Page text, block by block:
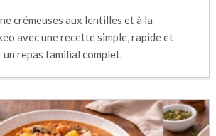
crémeuses aux lentilles et à la
avec une recette simple, rapide et
repas familial complet.